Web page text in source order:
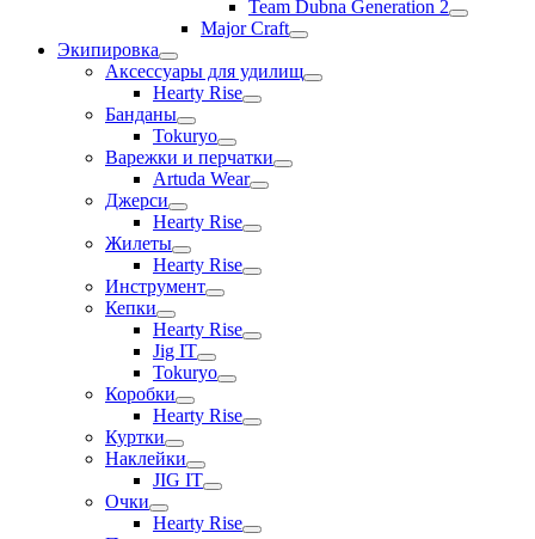
Team Dubna Generation 2
Major Craft
Экипировка
Аксессуары для удилищ
Hearty Rise
Банданы
Tokuryo
Варежки и перчатки
Artuda Wear
Джерси
Hearty Rise
Жилеты
Hearty Rise
Инструмент
Кепки
Hearty Rise
Jig IT
Tokuryo
Коробки
Hearty Rise
Куртки
Наклейки
JIG IT
Очки
Hearty Rise